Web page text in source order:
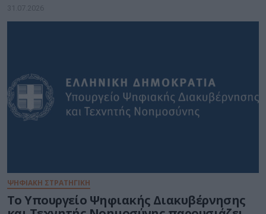
31.07.2026
ΨΗΦΙΑΚΗ ΣΤΡΑΤΗΓΙΚΗ
Το Υπουργείο Ψηφιακής Διακυβέρνησης